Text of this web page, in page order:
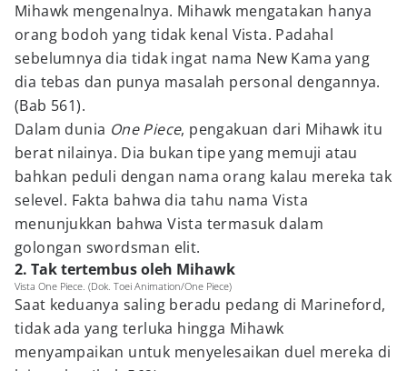
Mihawk mengenalnya. Mihawk mengatakan hanya
orang bodoh yang tidak kenal Vista. Padahal
sebelumnya dia tidak ingat nama New Kama yang
dia tebas dan punya masalah personal dengannya.
(Bab 561).
Dalam dunia One Piece, pengakuan dari Mihawk itu
berat nilainya. Dia bukan tipe yang memuji atau
bahkan peduli dengan nama orang kalau mereka tak
selevel. Fakta bahwa dia tahu nama Vista
menunjukkan bahwa Vista termasuk dalam
golongan swordsman elit.
2. Tak tertembus oleh Mihawk
Vista One Piece. (Dok. Toei Animation/One Piece)
Saat keduanya saling beradu pedang di Marineford,
tidak ada yang terluka hingga Mihawk
menyampaikan untuk menyelesaikan duel mereka di